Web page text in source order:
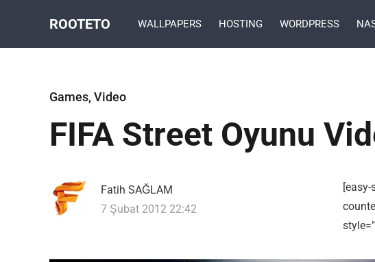
ROOTETO WALLPAPERS HOSTING WORDPRESS
Games, Video
FIFA Street Oyunu
Fatih SAĞLAM
7 Şubat 2012 22:42